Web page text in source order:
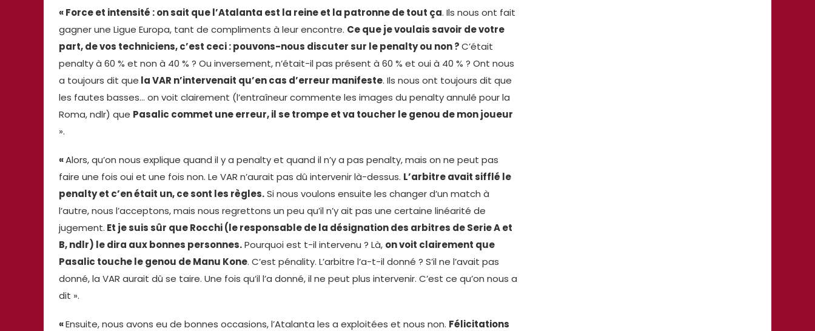
« Force et intensité : on sait que l’Atalanta est la reine et la patronne de tout ça. Ils nous ont fait
gagner une Ligue Europa, tant de compliments à leur encontre. Ce que je voulais savoir de votre
part, de vos techniciens, c’est ceci : pouvons-nous discuter sur le penalty ou non ?C’était
penalty à 60 % et non à 40 % ? Ou inversement, n’était-il pas présent à 60 % et oui à 40 % ? Ont nous
a toujours dit que la VAR n’intervenait qu’en cas d’erreur manifeste. Ils nous ont toujours dit que
les fautes basses… on voit clairement (l’entraîneur commente les images du penalty annulé pour la
Roma, ndlr) que Pasalic commet une erreur, il se trompe et va toucher le genou de mon joueur
».
«Alors, qu’on nous explique quand il y a penalty et quand il n’y a pas penalty, mais on ne peut pas
faire une fois oui et une fois non. Le VAR n’aurait pas dû intervenir là-dessus. L’arbitre avait sifflé le
penalty et c’en était un, ce sont les règles.Si nous voulons ensuite les changer d’un match à
l’autre, nous l’acceptons, mais nous regrettons un peu qu’il n’y ait pas une certaine linéarité de
jugement. Et je suis sûr que Rocchi (le responsable de la désignation des arbitres de Serie A et
B, ndlr) le dira aux bonnes personnes.Pourquoi est t-il intervenu ? Là, on voit clairement que
Pasalic touche le genou de Manu Kone. C’est pénality. L’arbitre l’a-t-il donné ? S’il ne l’avait pas
donné, la VAR aurait dû se taire. Une fois qu’il l’a donné, il ne peut plus intervenir. C’est ce qu’on nous a
dit ».
«Ensuite, nous avons eu de bonnes occasions, l’Atalanta les a exploitées et nous non. Félicitations